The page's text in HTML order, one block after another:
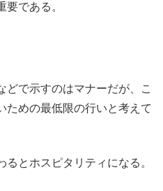
要である。
どで示すのはマナーだが、こ
ための最低限の行いと考えて
とホスピタリティになる。